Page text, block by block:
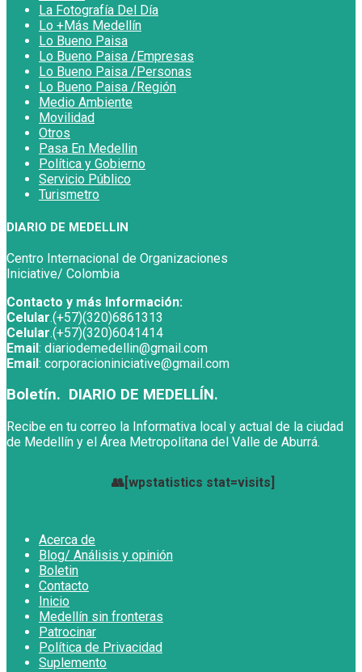
La Fotografía Del Día
Lo +Más Medellín
Lo Bueno Paisa
Lo Bueno Paisa /Empresas
Lo Bueno Paisa /Personas
Lo Bueno Paisa /Región
Medio Ambiente
Movilidad
Otros
Pasa En Medellin
Política y Gobierno
Servicio Público
Turismetro
DIARIO DE MEDELLIN
Centro Internacional de Organizaciones
Iniciative/ Colombia
Contacto y más Información:
Celular.(+57)(320)6861313
Celular.(+57)(320)6041414
Email: diariodemedellin@gmail.com
Email: corporacioniniciative@gmail.com
Boletín. DIARIO DE MEDELLÍN.
Recibe en tu correo la Informativa local y actual de la ciudad
de Medellín y el Área Metropolitana del Valle de Aburrá.
👥[wpstatistics stat=visits]
Acerca de
Blog/ Análisis y opinión
Boletin
Contacto
Inicio
Medellín sin fronteras
Patrocinar
Política de Privacidad
Suplemento